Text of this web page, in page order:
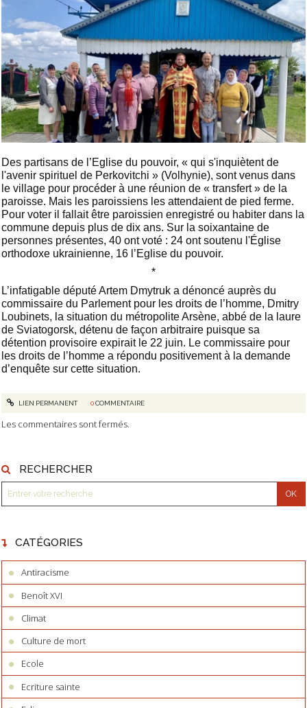
RECHERCHER
CATÉGORIES
Antiracisme
Benoît XVI
Climat
Culture de mort
Ecole
Ecriture sainte
Des partisans de l’Eglise du pouvoir, « qui s'inquiètent de
l'avenir spirituel de Perkovitchi » (Volhynie), sont venus dans
le village pour procéder à une réunion de « transfert » de la
paroisse. Mais les paroissiens les attendaient de pied ferme.
Pour voter il fallait être paroissien enregistré ou habiter dans la
commune depuis plus de dix ans. Sur la soixantaine de
personnes présentes, 40 ont voté : 24 ont soutenu l'Église
orthodoxe ukrainienne, 16 l’Eglise du pouvoir.
*
L’infatigable député Artem Dmytruk a dénoncé auprès du
commissaire du Parlement pour les droits de l’homme, Dmitry
Loubinets, la situation du métropolite Arsène, abbé de la laure
de Sviatogorsk, détenu de façon arbitraire puisque sa
détention provisoire expirait le 22 juin. Le commissaire pour
les droits de l’homme a répondu positivement à la demande
d’enquête sur cette situation.
LIEN PERMANENT 0COMMENTAIRE
Les commentaires sont fermés.